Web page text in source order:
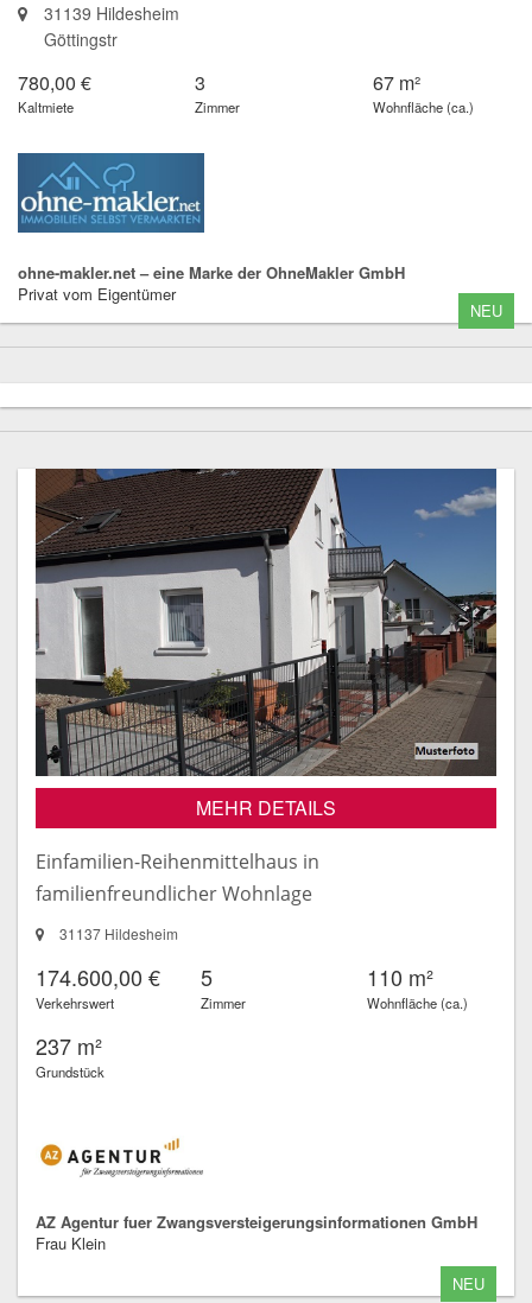
31139 Hildesheim
Göttingstr
780,00 €
Kaltmiete
3
Zimmer
67 m²
Wohnfläche (ca.)
ohne-makler.net – eine Marke der OhneMakler GmbH
Privat vom Eigentümer
NEU
MEHR DETAILS
Einfamilien-Reihenmittelhaus in
familienfreundlicher Wohnlage
31137 Hildesheim
174.600,00 €
Verkehrswert
5
Zimmer
110 m²
Wohnfläche (ca.)
237 m²
Grundstück
AZ Agentur fuer Zwangsversteigerungsinformationen GmbH
Frau Klein
NEU